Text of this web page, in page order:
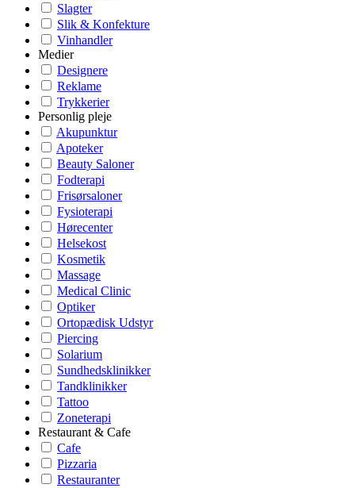
Slagter
Slik & Konfekture
Vinhandler
Medier
Designere
Reklame
Trykkerier
Personlig pleje
Akupunktur
Apoteker
Beauty Saloner
Fodterapi
Frisørsaloner
Fysioterapi
Hørecenter
Helsekost
Kosmetik
Massage
Medical Clinic
Optiker
Ortopædisk Udstyr
Piercing
Solarium
Sundhedsklinikker
Tandklinikker
Tattoo
Zoneterapi
Restaurant & Cafe
Cafe
Pizzaria
Restauranter